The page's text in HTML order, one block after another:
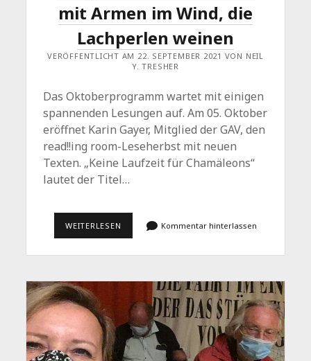
mit Armen im Wind, die
Lachperlen weinen
VERÖFFENTLICHT AM 22. SEPTEMBER 2021 VON NEIL
Y. TRESHER
Das Oktoberprogramm wartet mit einigen
spannenden Lesungen auf. Am 05. Oktober
eröffnet Karin Gayer, Mitglied der GAV, den
read!!ing room-Leseherbst mit neuen
Texten. „Keine Laufzeit für Chamäleons“
lautet der Titel…
WEITERLESEN PROGRAMM:
ARMEN
LACHPERLEN
WEINEN
Kommentar hinterlassen